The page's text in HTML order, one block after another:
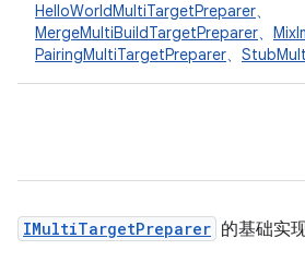
HelloWorldMultiTargetPreparer、
MergeMultiBuildTargetPreparer、
PairingMultiTargetPreparer、
IMultiTargetPreparer 的基础实